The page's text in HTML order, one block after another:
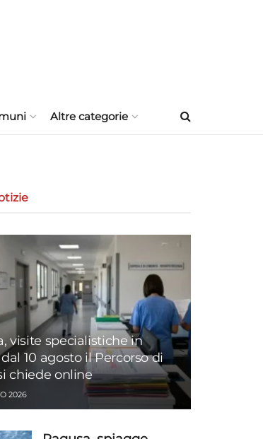
Altre categorie
visite specialistiche in
10 agosto il Percorso di
chiede online
2026